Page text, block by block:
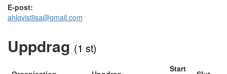
E-post:
ahlqvistlisa@gmail.com
Uppdrag (1 st)
Start